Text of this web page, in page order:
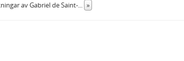
av Gabriel de Saint-... »